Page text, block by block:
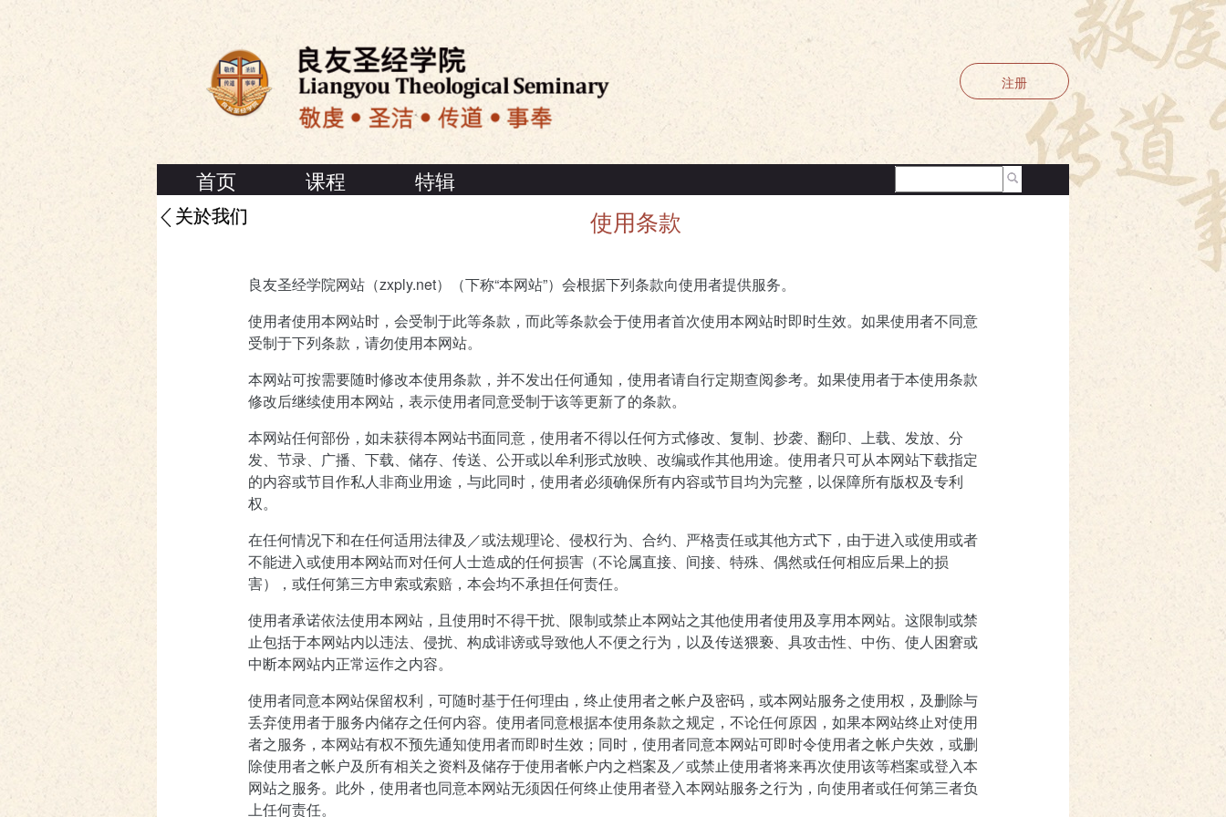
注册
首页 课程 特辑
关於我们 使用条款
良友圣经学院网站（zxply.net）（下称“本网站”）会根据下列条款向使用者提供服务。
使用者使用本网站时，会受制于此等条款，而此等条款会于使用者首次使用本网站时即时生效。如果使用者不同意
受制于下列条款，请勿使用本网站。
本网站可按需要随时修改本使用条款，并不发出任何通知，使用者请自行定期查阅参考。如果使用者于本使用条款
修改后继续使用本网站，表示使用者同意受制于该等更新了的条款。
本网站任何部份，如未获得本网站书面同意，使用者不得以任何方式修改、复制、抄袭、翻印、上载、发放、分
发、节录、广播、下载、储存、传送、公开或以牟利形式放映、改编或作其他用途。使用者只可从本网站下载指定
的内容或节目作私人非商业用途，与此同时，使用者必须确保所有内容或节目均为完整，以保障所有版权及专利
权。
在任何情况下和在任何适用法律及／或法规理论、侵权行为、合约、严格责任或其他方式下，由于进入或使用或者
不能进入或使用本网站而对任何人士造成的任何损害（不论属直接、间接、特殊、偶然或任何相应后果上的损
害），或任何第三方申索或索赔，本会均不承担任何责任。
使用者承诺依法使用本网站，且使用时不得干扰、限制或禁止本网站之其他使用者使用及享用本网站。这限制或禁
止包括于本网站内以违法、侵扰、构成诽谤或导致他人不便之行为，以及传送猥亵、具攻击性、中伤、使人困窘或
中断本网站内正常运作之内容。
使用者同意本网站保留权利，可随时基于任何理由，终止使用者之帐户及密码，或本网站服务之使用权，及删除与
丢弃使用者于服务内储存之任何内容。使用者同意根据本使用条款之规定，不论任何原因，如果本网站终止对使用
者之服务，本网站有权不预先通知使用者而即时生效；同时，使用者同意本网站可即时令使用者之帐户失效，或删
除使用者之帐户及所有相关之资料及储存于使用者帐户内之档案及／或禁止使用者将来再次使用该等档案或登入本
网站之服务。此外，使用者也同意本网站无须因任何终止使用者登入本网站服务之行为，向使用者或任何第三者负
上任何责任。